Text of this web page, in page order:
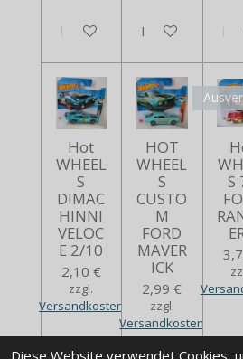
Diese Website verwendet Cookies,
In den Warenkorb
Bei In
Hot
WHEEL
S
DIMAC
HINNI
VELOC
E 2/10
2,10 €
zzgl.
Versandkosten
HOT
WHEEL
S
CUSTO
M
FORD
MAVER
ICK
2,99 €
zzgl.
Versandkosten
S